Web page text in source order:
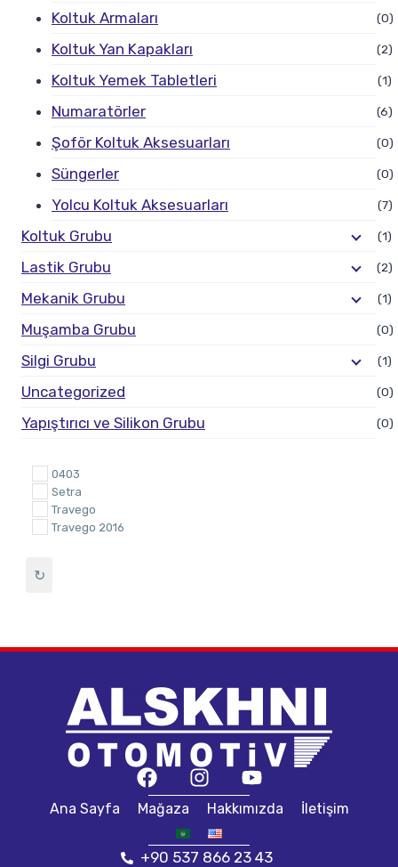
Koltuk Armaları (0)
Koltuk Yan Kapakları (2)
Koltuk Yemek Tabletleri (1)
Numaratörler (6)
Şoför Koltuk Aksesuarları (0)
Süngerler (0)
Yolcu Koltuk Aksesuarları (7)
Koltuk Grubu (1)
Lastik Grubu (2)
Mekanik Grubu (1)
Muşamba Grubu (0)
Silgi Grubu (1)
Uncategorized (0)
Yapıştırıcı ve Silikon Grubu (0)
0403
Setra
Travego
Travego 2016
↻
Ana Sayfa Mağaza Hakkımızda İletişim
+90 537 866 23 43